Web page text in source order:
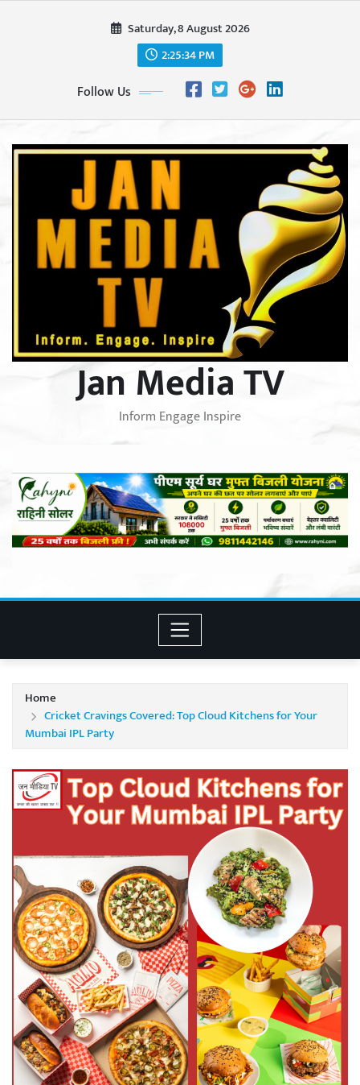
Saturday, 8 August 2026
2:25:35 PM
Follow Us
Jan Media TV
Inform Engage Inspire
Home
Cricket Cravings Covered: Top Cloud Kitchens for Your
Mumbai IPL Party